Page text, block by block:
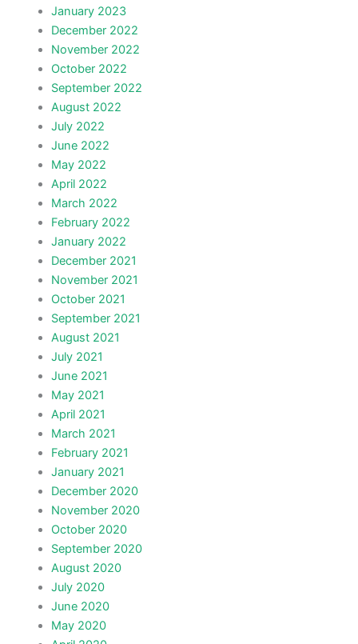
January 2023
December 2022
November 2022
October 2022
September 2022
August 2022
July 2022
June 2022
May 2022
April 2022
March 2022
February 2022
January 2022
December 2021
November 2021
October 2021
September 2021
August 2021
July 2021
June 2021
May 2021
April 2021
March 2021
February 2021
January 2021
December 2020
November 2020
October 2020
September 2020
August 2020
July 2020
June 2020
May 2020